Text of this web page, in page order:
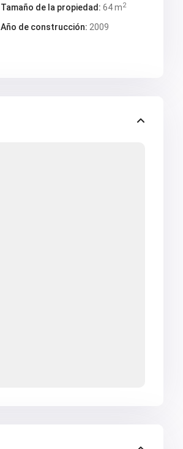
Tamaño de la propiedad: 64 m2
Año de construcción: 2009